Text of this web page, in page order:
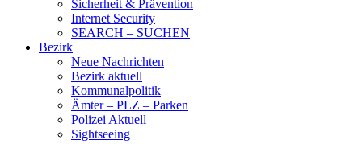
Sicherheit & Prävention
Internet Security
SEARCH – SUCHEN
Bezirk
Neue Nachrichten
Bezirk aktuell
Kommunalpolitik
Ämter – PLZ – Parken
Polizei Aktuell
Sightseeing